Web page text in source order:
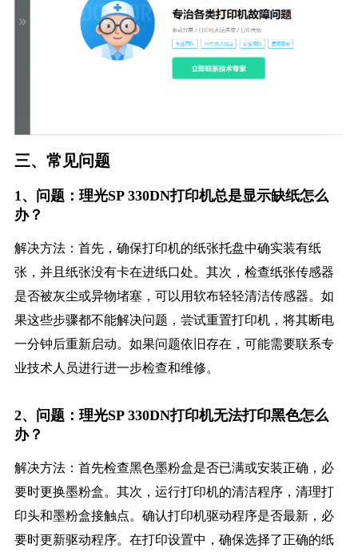
三、常见问题
1、问题：理光SP 330DN打印机总是显示缺纸怎么
办？
解决方法：首先，确保打印机的纸张托盘中确实装有纸
张，并且纸张没有卡在进纸口处。其次，检查纸张传感器
是否被灰尘或异物堵塞，可以用软布轻轻清洁传感器。如
果这些步骤都不能解决问题，尝试重置打印机，将其断电
一分钟后重新启动。如果问题依旧存在，可能需要联系专
业技术人员进行进一步检查和维修。
2、问题：理光SP 330DN打印机无法打印黑色怎么
办？
解决方法：首先检查黑色墨粉盒是否已满或安装正确，必
要时更换墨粉盒。其次，运行打印机的清洁程序，清理打
印头和墨粉盒接触点。确认打印机驱动程序是否最新，必
要时更新驱动程序。在打印设置中，确保选择了正确的纸